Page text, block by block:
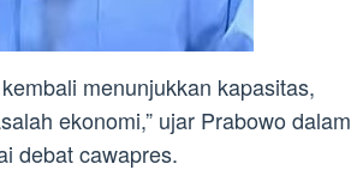
menunjukkan kapasitas,
ekonomi,” ujar Prabowo dalam
debat cawapres.